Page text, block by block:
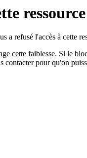
refusé l'accès à cette
cette faiblesse. Si le
contacter pour qu'on